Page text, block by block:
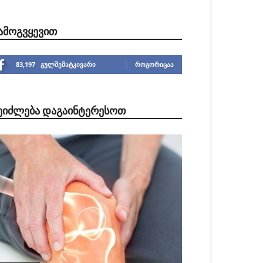
83,197 გულშემატკივარი ᲠᲝᲒᲝᲠᲘᲪᲐᲐ
ᲓᲐᲒᲐᲘᲜᲢᲔᲠᲔᲡᲝᲗ